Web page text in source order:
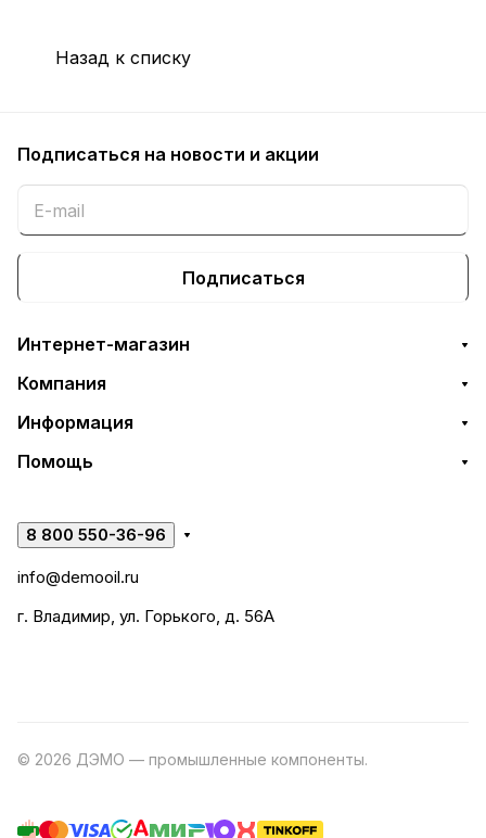
Назад к списку
Подписаться на новости и акции
Подписаться
Интернет-магазин
Компания
Информация
Помощь
8 800 550-36-96
info@demooil.ru
г. Владимир, ул. Горького, д. 56А
© 2026 ДЭМО — промышленные компоненты.